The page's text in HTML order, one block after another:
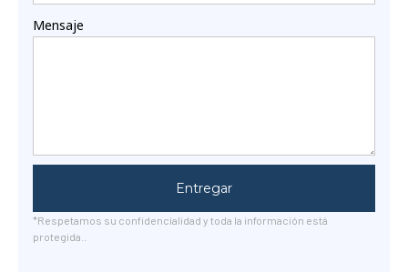
Mensaje
Entregar
*Respetamos su confidencialidad y toda la información está
protegida..